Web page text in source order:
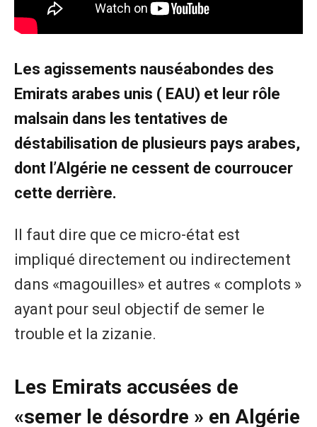
Les agissements nauséabondes des
Emirats arabes unis ( EAU) et leur rôle
malsain dans les tentatives de
déstabilisation de plusieurs pays arabes,
dont l’Algérie ne cessent de courroucer
cette derrière.
Il faut dire que ce micro-état est
impliqué directement ou indirectement
dans «magouilles» et autres « complots »
ayant pour seul objectif de semer le
trouble et la zizanie.
Les Emirats accusées de
«semer le désordre » en Algérie